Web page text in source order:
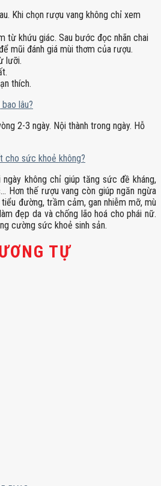
Khi chọn rượu vang không chỉ xem
từ khứu giác. Sau bước đọc nhãn chai
mũi đánh giá mùi thơm của rượu.
lưỡi.
thích.
lâu?
2-3 ngày. Nội thành trong ngày. Hỗ
cho sức khoẻ không?
không chỉ giúp tăng sức đề kháng,
Hơn thế rượu vang còn giúp ngăn ngừa
đường, trầm cảm, gan nhiễm mỡ, mù
đẹp da và chống lão hoá cho phái nữ.
cường sức khoẻ sinh sản.
TỰ